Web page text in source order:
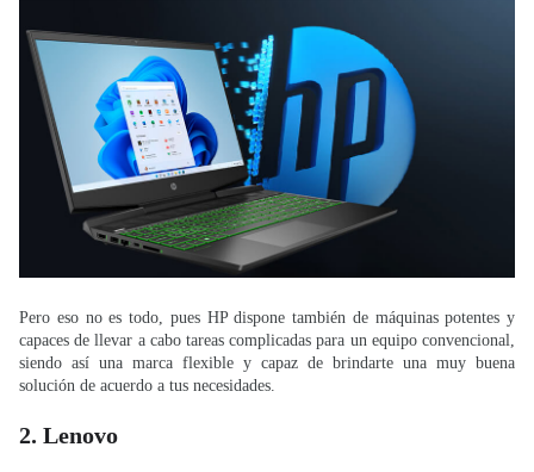
Pero eso no es todo, pues HP dispone también de máquinas potentes y
capaces de llevar a cabo tareas complicadas para un equipo convencional,
siendo así una marca flexible y capaz de brindarte una muy buena
solución de acuerdo a tus necesidades.
2. Lenovo